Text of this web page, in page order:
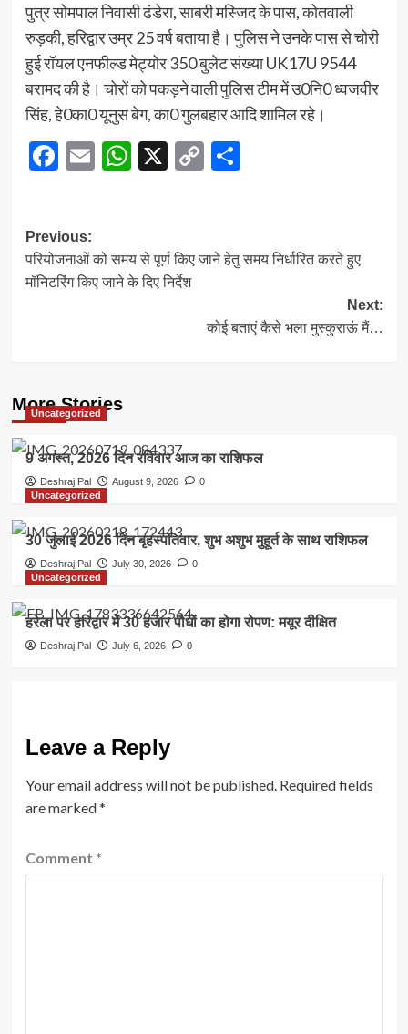
पुत्र सोमपाल निवासी ढंडेरा, साबरी मस्जिद के पास, कोतवाली
रुड़की, हरिद्वार उम्र 25 वर्ष बताया है। पुलिस ने उनके पास से चोरी
हुई रॉयल एनफील्ड मेट्योर 350 बुलेट संख्या UK17U 9544
बरामद की है। चोरों को पकड़ने वाली पुलिस टीम में उ0नि0 ध्वजवीर
सिंह, हे0का0 यूनुस बेग, का0 गुलबहार आदि शामिल रहे।
Facebook
EmailWhatsApp
X CopyShare
Post
navigation
Previous:
परियोजनाओं को समय से पूर्ण किए जाने हेतु समय निर्धारित करते हुए
मॉनिटरिंग किए जाने के दिए निर्देश
Next:
कोई बताएं कैसे भला मुस्कुराऊं मैं…
More Stories
Uncategorized
9 अगस्त, 2026 दिन रविवार आज का राशिफल
Deshraj Pal August 9, 2026
0
Uncategorized
30 जुलाई 2026 दिन बृहस्पतिवार, शुभ अशुभ मुहूर्त के साथ राशिफल
Deshraj Pal July 30, 2026
0
Uncategorized
हरेला पर हरिद्वार में 30 हजार पौधों का होगा रोपण: मयूर दीक्षित
Deshraj Pal July 6, 2026 0
Leave a Reply
Your email address will not be published. Required fields
are marked*
Comment *